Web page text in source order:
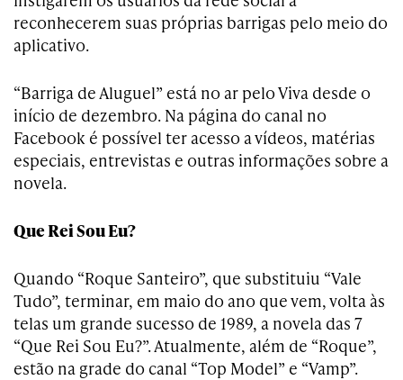
reconhecerem suas próprias barrigas pelo meio do
aplicativo.
“Barriga de Aluguel” está no ar pelo Viva desde o
início de dezembro. Na página do canal no
Facebook é possível ter acesso a vídeos, matérias
especiais, entrevistas e outras informações sobre a
novela.
Que Rei Sou Eu?
Quando “Roque Santeiro”, que substituiu “Vale
Tudo”, terminar, em maio do ano que vem, volta às
telas um grande sucesso de 1989, a novela das 7
“Que Rei Sou Eu?”. Atualmente, além de “Roque”,
estão na grade do canal “Top Model” e “Vamp”.